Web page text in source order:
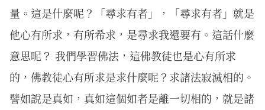
量。這是什麼呢？「尋求有者」，「尋求有者」就是
他心有所求，有所希求，是尋求我還要有。這話什麼
意思呢？ 我們學習佛法，這佛教徒也是心有所求
的，佛教徒心有所求是求什麼呢？求諸法寂滅相的。
譬如說是真如，真如這個如者是離一切相的，就是諸